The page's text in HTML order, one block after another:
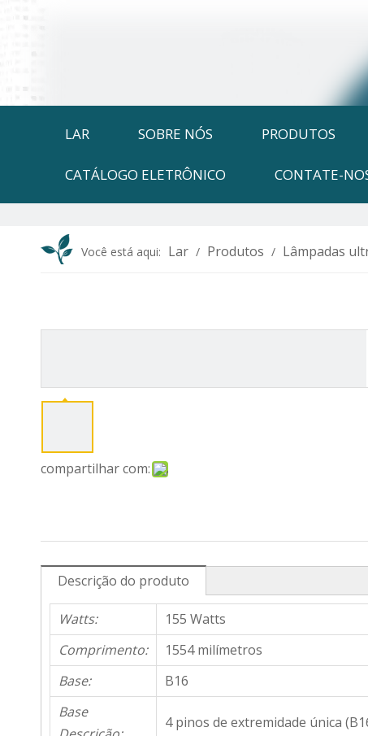
LAR SOBRE NÓS PRODUTOS
CATÁLOGO ELETRÔNICO CONTATE-
Você está aqui: Lar / Produtos / Lâmpadas
compartilhar com:
Descrição do produto
Watts:
155 Watts
Comprimento:
1554 milímetros
Base:
B16
Base
4 pinos de extremidade única